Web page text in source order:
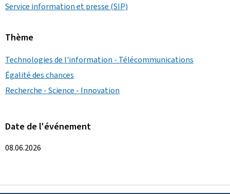
Service information et presse (SIP)
Thème
Technologies de l'information - Télécommunications
Égalité des chances
Recherche - Science - Innovation
Date de l'événement
08.06.2026